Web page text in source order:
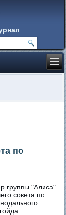
по
группы "Алиса"
совета по